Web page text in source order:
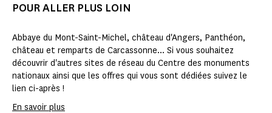
POUR ALLER PLUS LOIN
Abbaye du Mont-Saint-Michel, château d'Angers, Panthéon,
château et remparts de Carcassonne... Si vous souhaitez
découvrir d'autres sites de réseau du Centre des monuments
nationaux ainsi que les offres qui vous sont dédiées suivez le
lien ci-après !
En savoir plus